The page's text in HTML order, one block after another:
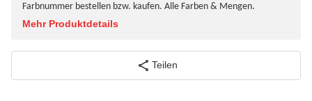
Farbnummer bestellen bzw. kaufen. Alle Farben & Mengen.
Mehr Produktdetails
Teilen